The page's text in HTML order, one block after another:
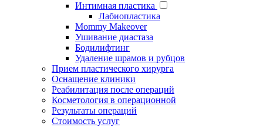
Интимная пластика
Лабиопластика
Mommy Makeover
Ушивание диастаза
Бодилифтинг
Удаление шрамов и рубцов
Прием пластического хирурга
Оснащение клиники
Реабилитация после операций
Косметология в операционной
Результаты операций
Стоимость услуг